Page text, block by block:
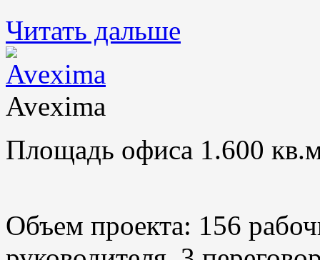
Читать дальше
Avexima
Площадь офиса 1.600
Объем проекта: 156